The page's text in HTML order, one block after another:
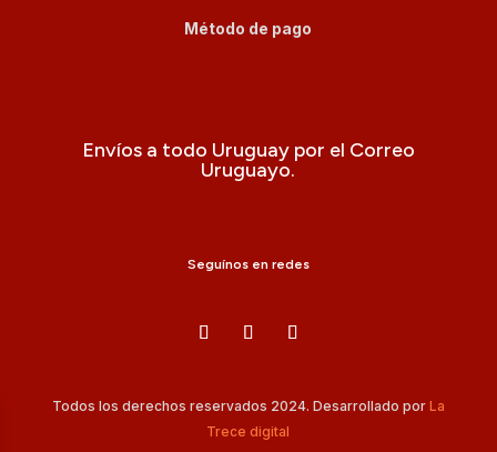
Método de pago
Envíos a todo Uruguay por el Correo
Uruguayo.
Seguínos en redes
Todos los derechos reservados 2024. Desarrollado por La
Trece digital